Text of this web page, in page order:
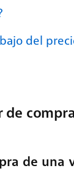
del
de
de una